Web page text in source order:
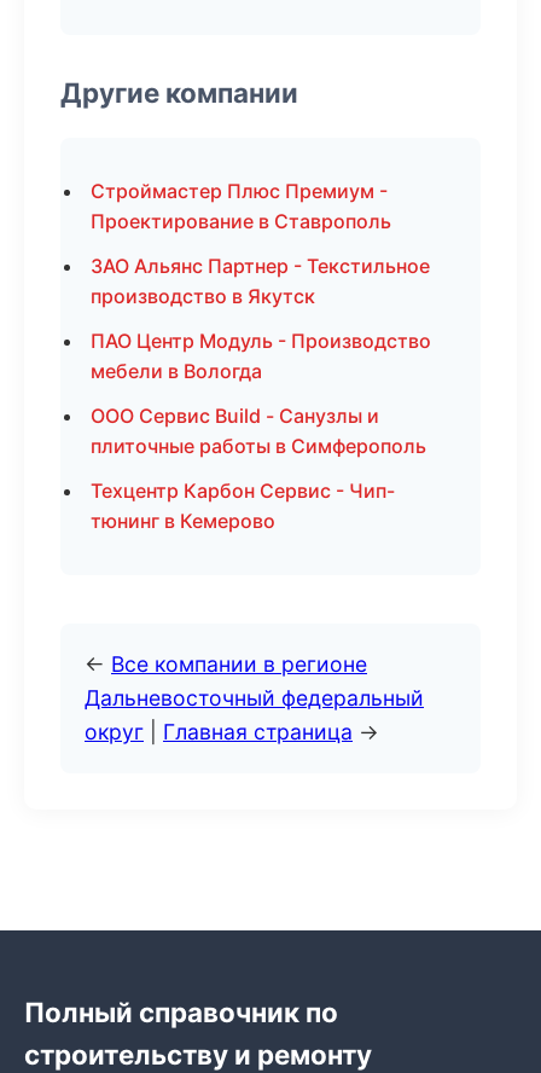
Другие компании
Строймастер Плюс Премиум -
Проектирование в Ставрополь
ЗАО Альянс Партнер - Текстильное
производство в Якутск
ПАО Центр Модуль - Производство
мебели в Вологда
ООО Сервис Build - Санузлы и
плиточные работы в Симферополь
Техцентр Карбон Сервис - Чип-
тюнинг в Кемерово
← Все компании в регионе
Дальневосточный федеральный
округ
Главная страница →
Полный справочник по
строительству и ремонту